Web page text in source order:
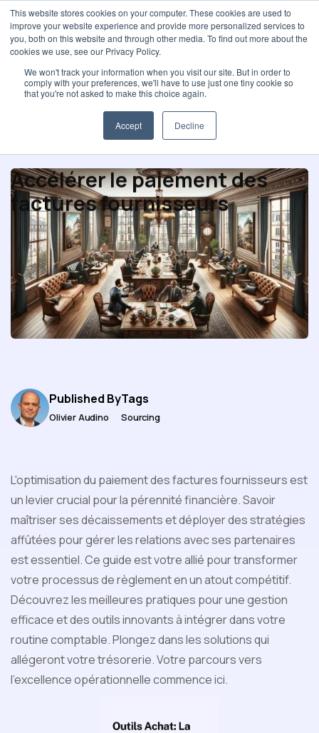
This website stores cookies on your computer. These cookies are used to
improve your website experience and provide more personalized services to
you, both on this website and through other media. To find out more about the
cookies we use, see our Privacy Policy.
We won't track your information when you visit our site. But in order to
comply with your preferences, we'll have to use just one tiny cookie so
that you're not asked to make this choice again.
Accept Decline
Risques et audit fournisseurs
Accélérer le paiement des
factures fournisseurs
Published By
Olivier Audino
Tags
Sourcing
L'optimisation du paiement des factures fournisseurs est
un levier crucial pour la pérennité financière. Savoir
maîtriser ses décaissements et déployer des stratégies
affûtées pour gérer les relations avec ses partenaires
est essentiel. Ce guide est votre allié pour transformer
votre processus de règlement en un atout compétitif.
Découvrez les meilleures pratiques pour une gestion
efficace et des outils innovants à intégrer dans votre
routine comptable. Plongez dans les solutions qui
allégeront votre trésorerie. Votre parcours vers
l'excellence opérationnelle commence ici.